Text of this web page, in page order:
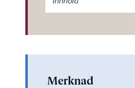
Merknad